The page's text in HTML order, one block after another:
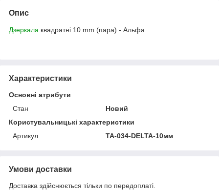
Опис
Дзеркала квадратні 10 mm (пара) - Альфа
Характеристики
Основні атрибути
Стан
Новий
Користувальницькі характеристики
Артикул
TA-034-DELTA-10мм
Умови доставки
Доставка здійснюється тільки по передоплаті.